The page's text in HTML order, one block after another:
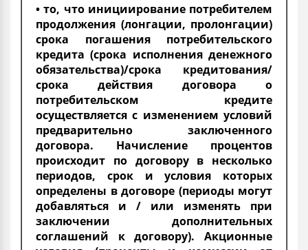
• то, что инициирование потребителем
продолжения (лонгации, пролонгации)
срока погашения потребительского
кредита (срока исполнения денежного
обязательства)/срока кредитования/
срока действия договора о
потребительском кредите
осуществляется с изменением условий
предварительно заключенного
договора. Начисление процентов
происходит по договору в несколько
периодов, срок и условия которых
определены в договоре (периоды могут
добавляться и / или изменять при
заключении дополнительных
соглашений к договору). Акционные